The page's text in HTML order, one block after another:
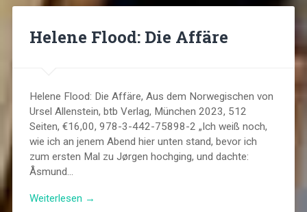
Helene Flood: Die Affäre
Helene Flood: Die Affäre, Aus dem Norwegischen von
Ursel Allenstein, btb Verlag, München 2023, 512
Seiten, €16,00, 978-3-442-75898-2 „Ich weiß noch,
wie ich an jenem Abend hier unten stand, bevor ich
zum ersten Mal zu Jørgen hochging, und dachte:
Åsmund…
Weiterlesen →